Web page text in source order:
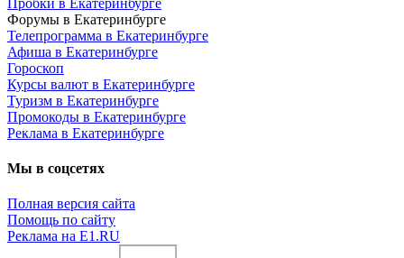
Форумы в Екатеринбурге
Телепрограмма в Екатеринбурге
Афиша в Екатеринбурге
Гороскоп
Курсы валют в Екатеринбурге
Туризм в Екатеринбурге
Промокоды в Екатеринбурге
Реклама в Екатеринбурге
Мы в соцсетях
Полная версия сайта
Помощь по сайту
Реклама на E1.RU